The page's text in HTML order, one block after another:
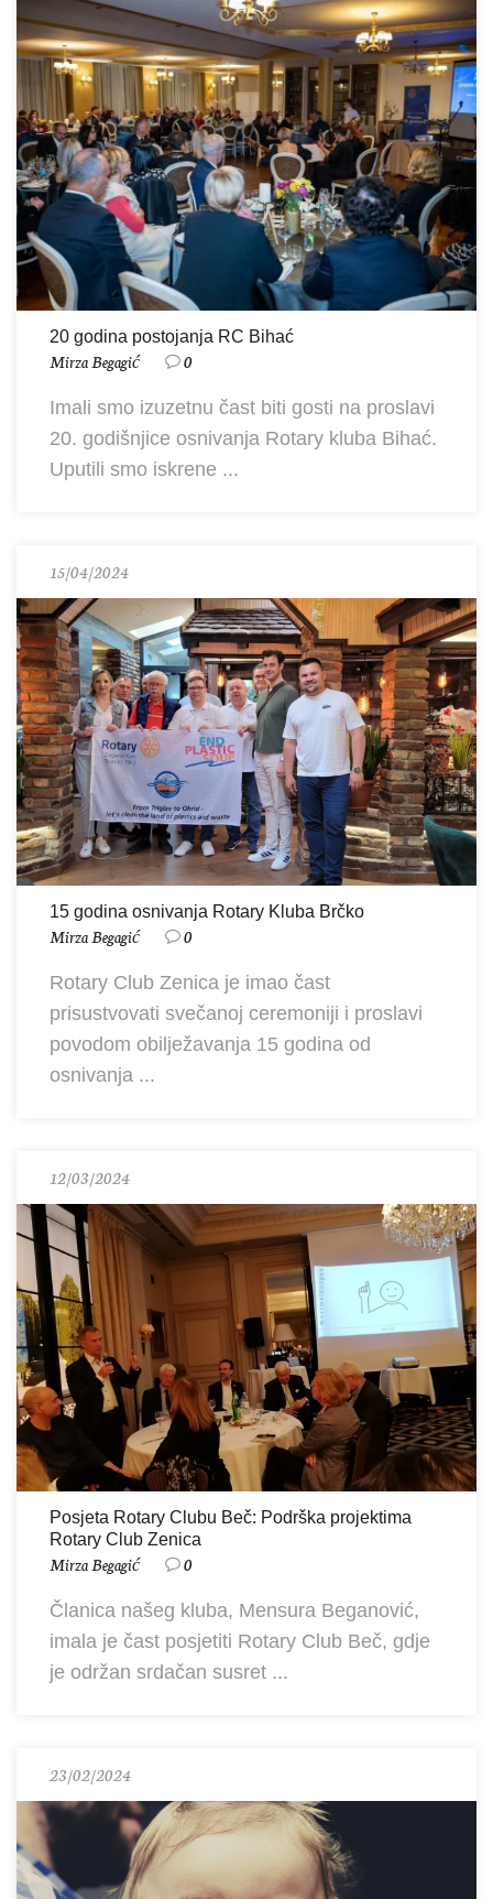
20 godina postojanja RC Bihać
Mirza Begagić 0
Imali smo izuzetnu čast biti gosti na proslavi
20. godišnjice osnivanja Rotary kluba Bihać.
Uputili smo iskrene ...
15/04/2024
15 godina osnivanja Rotary Kluba Brčko
Mirza Begagić 0
Rotary Club Zenica je imao čast
prisustvovati svečanoj ceremoniji i proslavi
povodom obilježavanja 15 godina od
osnivanja ...
12/03/2024
Posjeta Rotary Clubu Beč: Podrška projektima
Rotary Club Zenica
Mirza Begagić 0
Članica našeg kluba, Mensura Beganović,
imala je čast posjetiti Rotary Club Beč, gdje
je održan srdačan susret ...
23/02/2024